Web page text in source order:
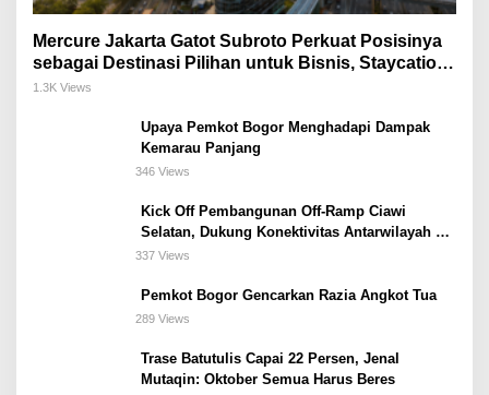
Mercure Jakarta Gatot Subroto Perkuat Posisinya
sebagai Destinasi Pilihan untuk Bisnis, Staycation,
Meeting, dan Kuliner di Jakarta Selatan
1.3K Views
Upaya Pemkot Bogor Menghadapi Dampak
Kemarau Panjang
346 Views
Kick Off Pembangunan Off-Ramp Ciawi
Selatan, Dukung Konektivitas Antarwilayah di
Bogor Selatan
337 Views
Pemkot Bogor Gencarkan Razia Angkot Tua
289 Views
Trase Batutulis Capai 22 Persen, Jenal
Mutaqin: Oktober Semua Harus Beres